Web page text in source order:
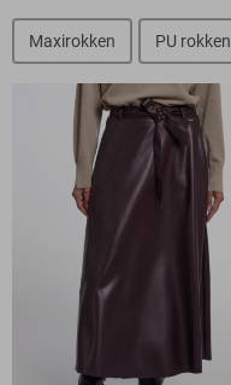
Maxirokken PU rokken